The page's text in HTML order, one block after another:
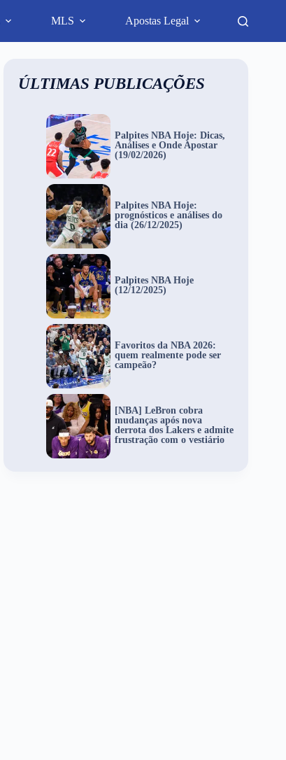
MLS Apostas Legal
ÚLTIMAS PUBLICAÇÕES
Palpites NBA Hoje: Dicas,
Análises e Onde Apostar
(19/02/2026)
Palpites NBA Hoje:
prognósticos e análises do
dia (26/12/2025)
Palpites NBA Hoje
(12/12/2025)
Favoritos da NBA 2026:
quem realmente pode ser
campeão?
[NBA] LeBron cobra
mudanças após nova
derrota dos Lakers e admite
frustração com o vestiário